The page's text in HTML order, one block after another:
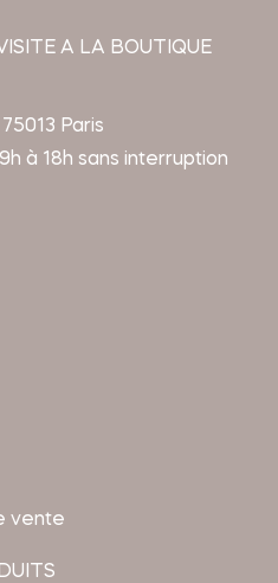
A LA BOUTIQUE
Paris
à 18h sans interruption
vente